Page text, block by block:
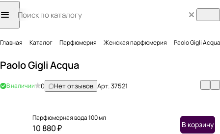
Главная Каталог Парфюмерия Женская парфюмерия Paolo Gigli Acqua
Paolo Gigli Acqua
В наличии 0 Нет отзывов Арт.37521
Парфюмерная вода 100 мл
10 880 ₽ В корзину